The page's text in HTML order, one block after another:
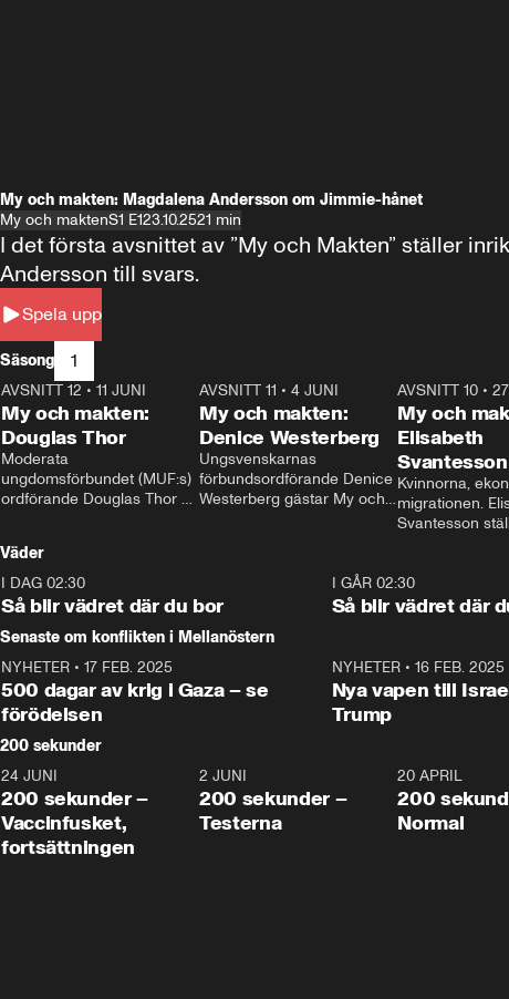
My och makten: Magdalena Andersson om Jimmie-hånet
My och maktenS1 E123.10.2521 min
Spela upp
I det första avsnittet av ”My och Makten” ställer
Andersson till svars.
Säsong 1
26:27
AVSNITT 12 • 11 JUNI
My och makten:
Douglas Thor
Moderata
ungdomsförbundet (MUF:s)
ordförande Douglas Thor
tonårsutvisningarna och hur
Moderaterna ska locka
väljare till valet i höst.
23:40
AVSNITT 11 •4 JUNI
My och makten:
Denice Westerberg
Ungsvenskarnas
förbundsordförande Denice
Westerberg gästar My och
AVSNITT 10 •
My och
Elisabeth
Svantesson
Kvinnorna,
migrationen.
Svantesson
Väder
I DAG 02:30
Så blir vädret där du bor
I GÅR 02:30
Så blir vädret där
Senaste om konflikten i Mellanöstern
NYHETER • 17 FEB. 2025
500 dagar av krig i Gaza – se
förödelsen
NYHETER• 16 FEB. 2025
Nya vapen till
Trump
200 sekunder
5:00
24 JUNI
200 sekunder –
Vaccinfusket,
fortsättningen
4:23
2 JUNI
200 sekunder –
Testerna
20 APRIL
200
Normal